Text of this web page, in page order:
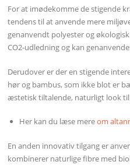
For at imødekomme de stigende
tendens til at anvende mere
genanvendt polyester og
CO2-udledning og kan
Derudover er der en stigende
hør og bambus, som ikke blot er
æstetisk tiltalende, naturligt look
Her kan du læse mereom
En anden innovativ tilgang er
kombinerer naturlige fibre med